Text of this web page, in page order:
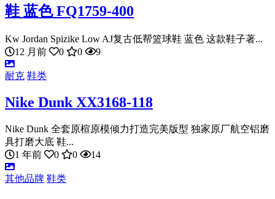
鞋 蓝色 FQ1759-400
Kw Jordan Spizike Low AJ复古低帮篮球鞋 蓝色 这款鞋子著...
12 月前
0 0 9
耐克 鞋类
Nike Dunk XX3168-118
Nike Dunk 全套原楦原模倾力打造完美版型 独家原厂航空铝磨
具打磨大底 鞋...
1 年前
0 0 14
其他品牌 鞋类